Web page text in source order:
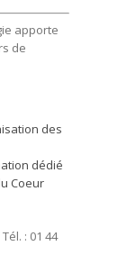
apporte
de
des
dédié
Coeur
: 01 44